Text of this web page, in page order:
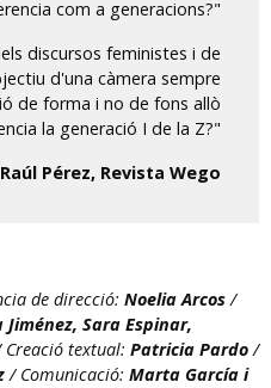
com a generacions?"
discursos feministes i de
d'una càmera sempre
de forma i no de fons allò
la generació I de la Z?"
Raúl Pérez, Revista Wego
de direcció: Noelia Arcos/
Sara Espinar,
Creació textual: Patricia Pardo/
/ Comunicació: Marta García i